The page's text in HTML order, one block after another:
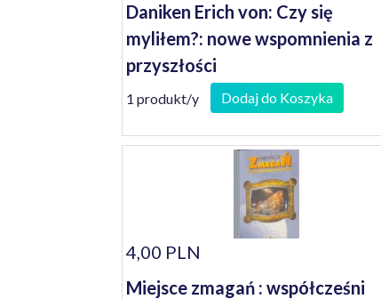
Daniken Erich von: Czy się
myliłem?: nowe wspomnienia z
przyszłości
1 produkt/y Dodaj do Koszyka
4,00 PLN
Miejsce zmagań : współcześni